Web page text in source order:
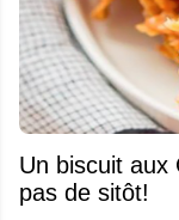
Un biscuit aux
pas de sitôt!